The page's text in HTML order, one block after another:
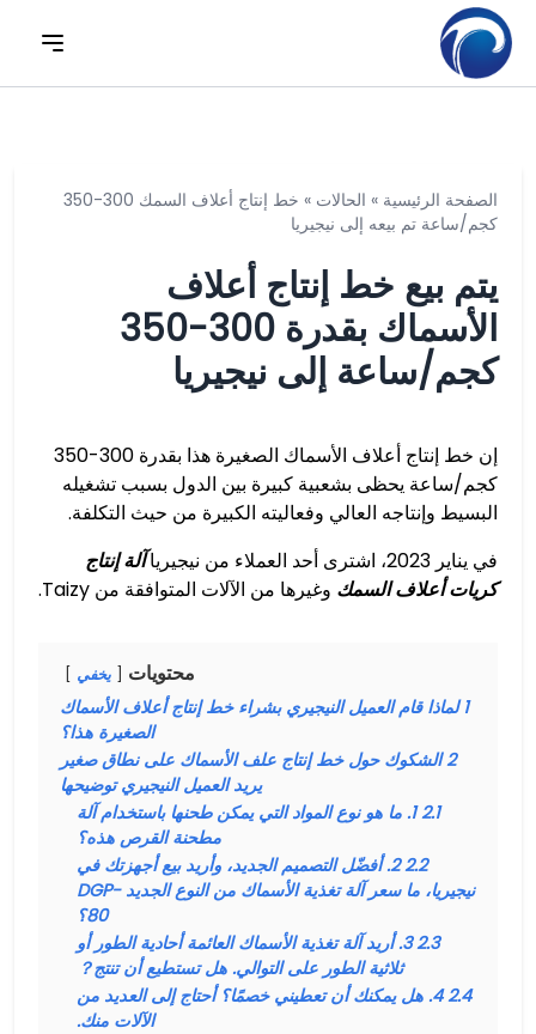
الصفحة الرئيسية » الحالات »
خط إنتاج أعلاف السمك 300-350
كجم/ساعة تم بيعه إلى نيجيريا
يتم بيع خط إنتاج أعلاف
الأسماك بقدرة 300-350
كجم/ساعة إلى نيجيريا
إن خط إنتاج أعلاف الأسماك الصغيرة هذا بقدرة 300-350
كجم/ساعة يحظى بشعبية كبيرة بين الدول بسبب تشغيله
البسيط وإنتاجه العالي وفعاليته الكبيرة من حيث التكلفة.
في يناير 2023، اشترى أحد العملاء من نيجيريا
آلة إنتاج
كريات أعلاف السمك وغيرها من الآلات المتوافقة من Taizy.
محتويات يخفي
1 لماذا قام العميل النيجيري بشراء خط إنتاج أعلاف الأسماك
الصغيرة هذا؟
2 الشكوك حول خط إنتاج علف الأسماك على نطاق صغير
يريد العميل النيجيري توضيحها
2.1 1. ما هو نوع المواد التي يمكن طحنها باستخدام آلة
مطحنة القرص هذه؟
2.2 2. أفضّل التصميم الجديد، وأريد بيع أجهزتك في
نيجيريا، ما سعر آلة تغذية الأسماك من النوع الجديد DGP-
80؟
2.3 3. أريد آلة تغذية الأسماك العائمة أحادية الطور أو
ثلاثية الطور على التوالي. هل تستطيع أن تنتج？
2.4
4. هل يمكنك أن تعطيني خصمًا؟ أحتاج إلى العديد من
الآلات منك.